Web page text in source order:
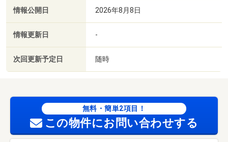
情報公開日 2026年8月8日
情報更新日 -
次回更新予定日 随時
無料・簡単2項目！
この物件にお問い合わせする